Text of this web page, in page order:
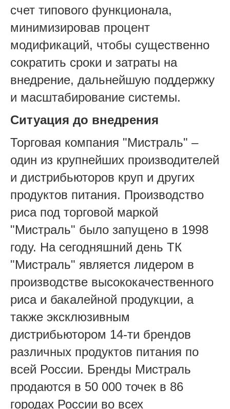
счет типового функционала,
минимизировав процент
модификаций, чтобы существенно
сократить сроки и затраты на
внедрение, дальнейшую поддержку
и масштабирование системы.
Ситуация до внедрения
Торговая компания "Мистраль" –
один из крупнейших производителей
и дистрибьюторов круп и других
продуктов питания. Производство
риса под торговой маркой
"Мистраль" было запущено в 1998
году. На сегодняшний день ТК
"Мистраль" является лидером в
производстве высококачественного
риса и бакалейной продукции, а
также эксклюзивным
дистрибьютором 14-ти брендов
различных продуктов питания по
всей России. Бренды Мистраль
продаются в 50 000 точек в 86
городах России во всех